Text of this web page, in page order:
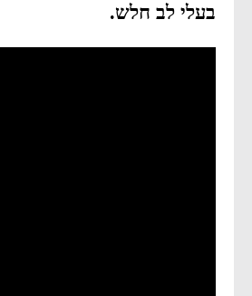
בעלי לב חלש.